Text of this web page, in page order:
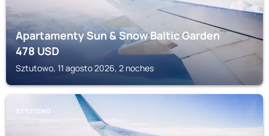
Apartamenty Sun & Snow Baltic Garden
478USD
Sztutowo, 11 agosto 2026, 2 noches
SZTUTOWO